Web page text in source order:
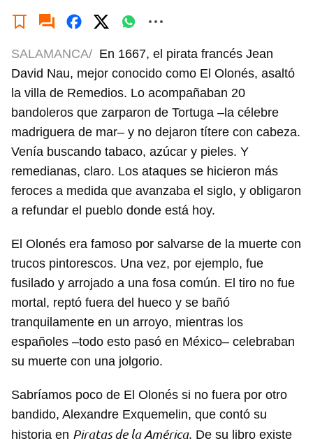
SALAMANCA/ En 1667, el pirata francés Jean
David Nau, mejor conocido como El Olonés, asaltó
la villa de Remedios. Lo acompañaban 20
bandoleros que zarparon de Tortuga –la célebre
madriguera de mar– y no dejaron títere con cabeza.
Venía buscando tabaco, azúcar y pieles. Y
remedianas, claro. Los ataques se hicieron más
feroces a medida que avanzaba el siglo, y obligaron
a refundar el pueblo donde está hoy.
El Olonés era famoso por salvarse de la muerte con
trucos pintorescos. Una vez, por ejemplo, fue
fusilado y arrojado a una fosa común. El tiro no fue
mortal, reptó fuera del hueco y se bañó
tranquilamente en un arroyo, mientras los
españoles –todo esto pasó en México– celebraban
su muerte con una jolgorio.
Sabríamos poco de El Olonés si no fuera por otro
bandido, Alexandre Exquemelin, que contó su
historia en Piratas de la América. De su libro existe